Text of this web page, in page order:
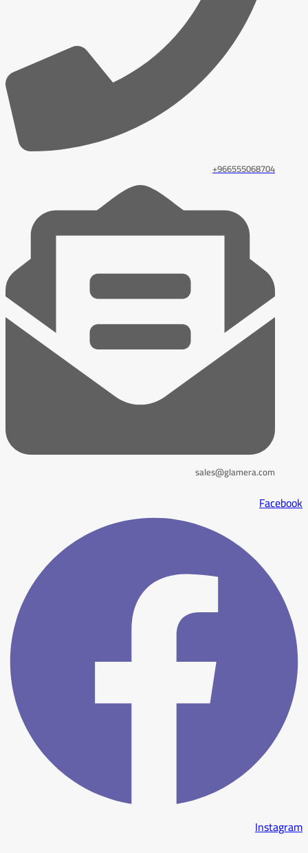
966555068704+
sales@glamera.com
Facebook
Instagram